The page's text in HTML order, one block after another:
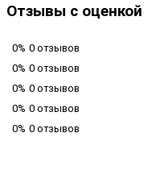
Отзывы с оценкой
0% 0 отзывов
0% 0 отзывов
0% 0 отзывов
0% 0 отзывов
0% 0 отзывов